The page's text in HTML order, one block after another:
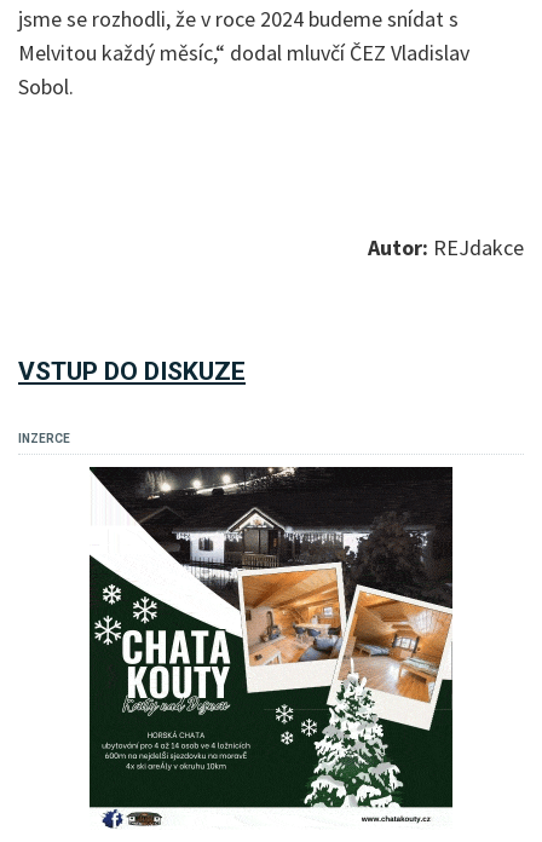
jsme se rozhodli, že v roce 2024 budeme snídat s
Melvitou každý měsíc,“ dodal mluvčí ČEZ Vladislav
Sobol.
Autor: REJdakce
VSTUP DO DISKUZE
INZERCE